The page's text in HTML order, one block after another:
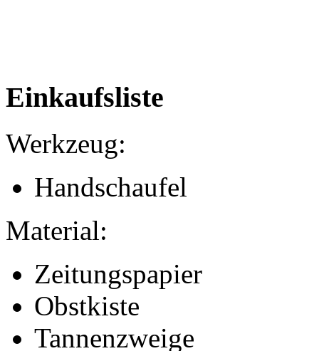
Einkaufsliste
Werkzeug:
Handschaufel
Material:
Zeitungspapier
Obstkiste
Tannenzweige